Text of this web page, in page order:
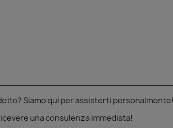
Siamo qui per assisterti personalmente!
una consulenza immediata!